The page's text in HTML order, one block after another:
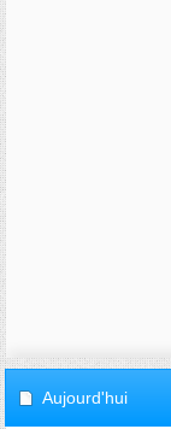
Aujourd'hui